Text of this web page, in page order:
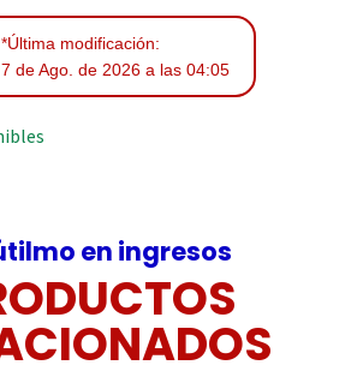
*Última modificación:
7 de Ago. de 2026 a las 04:05
en ingresos